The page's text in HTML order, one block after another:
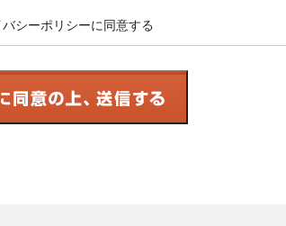
シーポリシーに同意する